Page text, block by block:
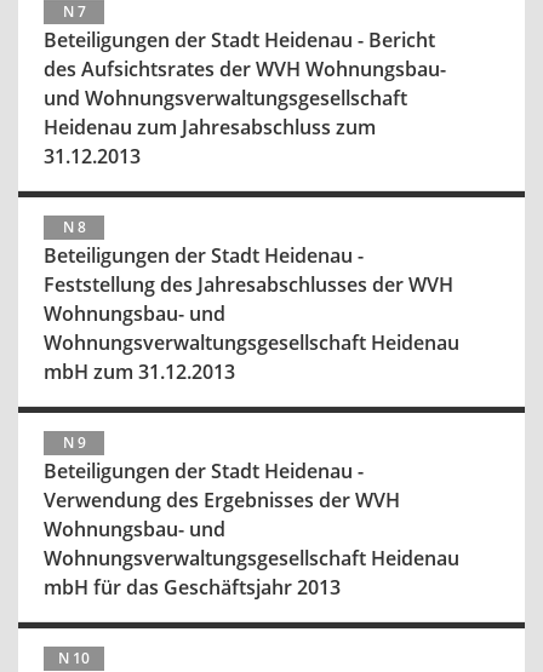
N 7
Beteiligungen der Stadt Heidenau - Bericht
des Aufsichtsrates der WVH Wohnungsbau-
und Wohnungsverwaltungsgesellschaft
Heidenau zum Jahresabschluss zum
31.12.2013
N 8
Beteiligungen der Stadt Heidenau -
Feststellung des Jahresabschlusses der WVH
Wohnungsbau- und
Wohnungsverwaltungsgesellschaft Heidenau
mbH zum 31.12.2013
N 9
Beteiligungen der Stadt Heidenau -
Verwendung des Ergebnisses der WVH
Wohnungsbau- und
Wohnungsverwaltungsgesellschaft Heidenau
mbH für das Geschäftsjahr 2013
N 10